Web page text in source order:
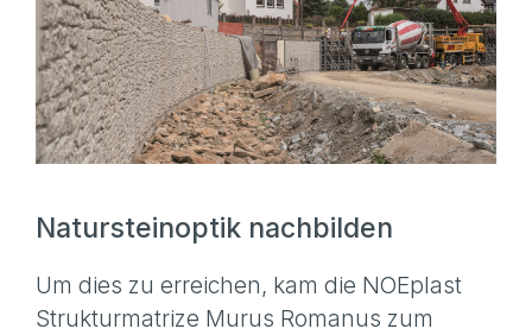
Natursteinoptik nachbilden
Um dies zu erreichen, kam die NOEplast
Strukturmatrize Murus Romanus zum